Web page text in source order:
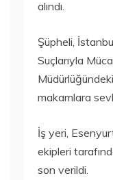
alındı.
Şüpheli,
Suçlarıyla
makamlara
İş yeri,
ekipleri
son verildi.